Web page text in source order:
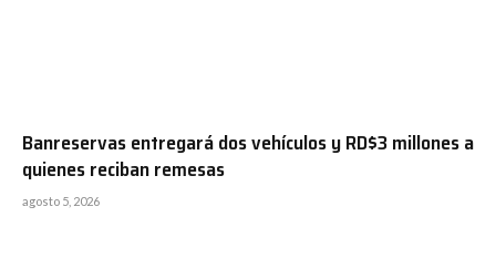
Banreservas entregará dos vehículos y RD$3 millones a
quienes reciban remesas
agosto 5, 2026